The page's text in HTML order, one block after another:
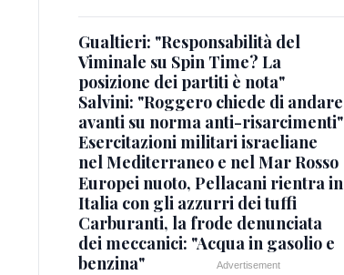
Gualtieri: "Responsabilità del
Viminale su Spin Time? La
posizione dei partiti è nota"
Salvini: "Roggero chiede di andare
avanti su norma anti-risarcimenti"
Esercitazioni militari israeliane
nel Mediterraneo e nel Mar Rosso
Europei nuoto, Pellacani rientra in
Italia con gli azzurri dei tuffi
Carburanti, la frode denunciata
dei meccanici: "Acqua in gasolio e
benzina"